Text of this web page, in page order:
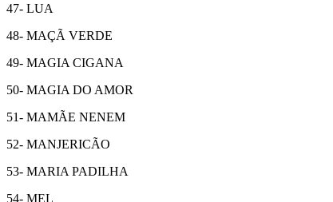
47- LUA
48- MAÇÃ VERDE
49- MAGIA CIGANA
50- MAGIA DO AMOR
51- MAMÃE NENEM
52- MANJERICÃO
53- MARIA PADILHA
54- MEL